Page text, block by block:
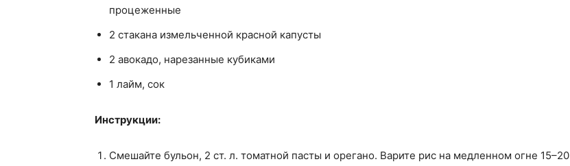
процеженные
2 стакана измельченной красной капусты
2 авокадо, нарезанные кубиками
1 лайм, сок
Инструкции:
Смешайте бульон, 2 ст. л. томатной пасты и орегано. Варите рис на медленном огне 15–20